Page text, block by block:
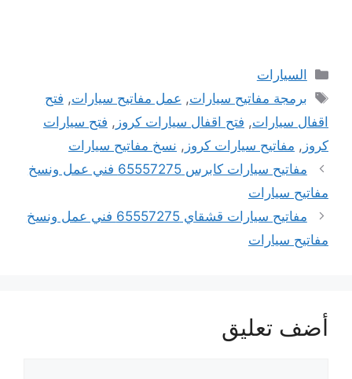
التصنيفات
السيارات
الوسوم
برمجة مفاتيح سيارات, عمل مفاتيح سيارات, فتح
اقفال سيارات, فتح اقفال سيارات كروز , فتح سيارات
كروز , مفاتيح سيارات كروز , نسخ مفاتيح سيارات
مفاتيح سيارات كابرس 65557275 فني عمل ونسخ
مفاتيح سيارات
مفاتيح سيارات قشقاي 65557275 فني عمل ونسخ
مفاتيح سيارات
أضف تعليق